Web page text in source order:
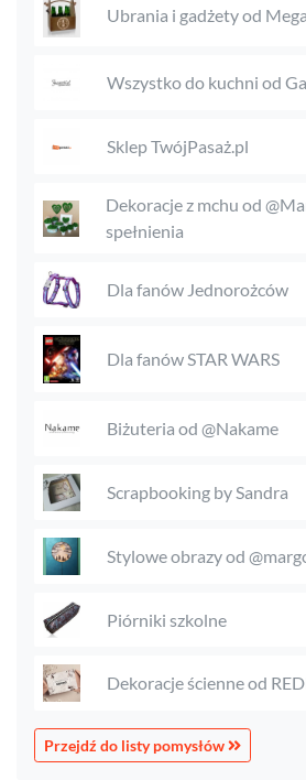
Ubrania i gadżety od
Wszystko do kuchni od
Sklep TwójPasaż.pl
Dekoracje z mchu od
spełnienia
Dla fanów Jednorożców
Dla fanów STAR WARS
Biżuteria od @Nakame
Scrapbooking by Sandra
Stylowe obrazy od
Piórniki szkolne
Dekoracje ścienne od
Przejdź do listy pomysłów